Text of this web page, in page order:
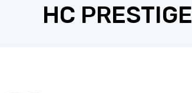
HC PRESTIGE